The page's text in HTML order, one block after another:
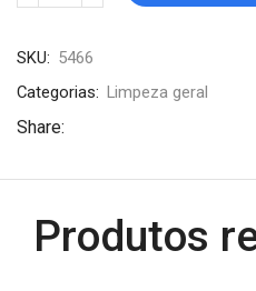
SKU: 5466
Categorias: Limpeza geral
Share:
Produtos